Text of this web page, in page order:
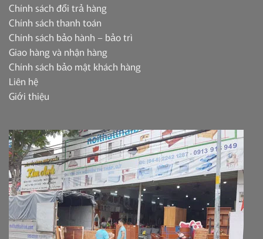
Chính sách đổi trả hàng
Chính sách thanh toán
Chính sách bảo hành – bảo trì
Giao hàng và nhận hàng
Chính sách bảo mật khách hàng
Liên hệ
Giới thiệu